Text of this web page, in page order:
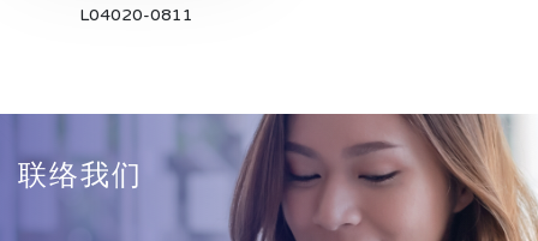
L04020-0811
联络我们